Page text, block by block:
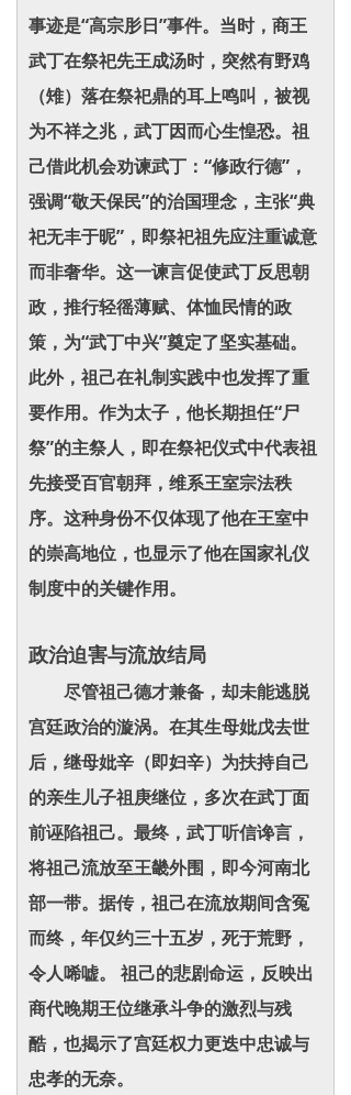
事迹是“高宗肜日”事件。当时，商王
武丁在祭祀先王成汤时，突然有野鸡
（雉）落在祭祀鼎的耳上鸣叫，被视
为不祥之兆，武丁因而心生惶恐。祖
己借此机会劝谏武丁：“修政行德”，
强调“敬天保民”的治国理念，主张“典
祀无丰于昵”，即祭祀祖先应注重诚意
而非奢华。这一谏言促使武丁反思朝
政，推行轻徭薄赋、体恤民情的政
策，为“武丁中兴”奠定了坚实基础。
此外，祖己在礼制实践中也发挥了重
要作用。作为太子，他长期担任“尸
祭”的主祭人，即在祭祀仪式中代表祖
先接受百官朝拜，维系王室宗法秩
序。这种身份不仅体现了他在王室中
的崇高地位，也显示了他在国家礼仪
制度中的关键作用。
政治迫害与流放结局
尽管祖己德才兼备，却未能逃脱
宫廷政治的漩涡。在其生母妣戊去世
后，继母妣辛（即妇辛）为扶持自己
的亲生儿子祖庚继位，多次在武丁面
前诬陷祖己。最终，武丁听信谗言，
将祖己流放至王畿外围，即今河南北
部一带。据传，祖己在流放期间含冤
而终，年仅约三十五岁，死于荒野，
令人唏嘘。 祖己的悲剧命运，反映出
商代晚期王位继承斗争的激烈与残
酷，也揭示了宫廷权力更迭中忠诚与
忠孝的无奈。